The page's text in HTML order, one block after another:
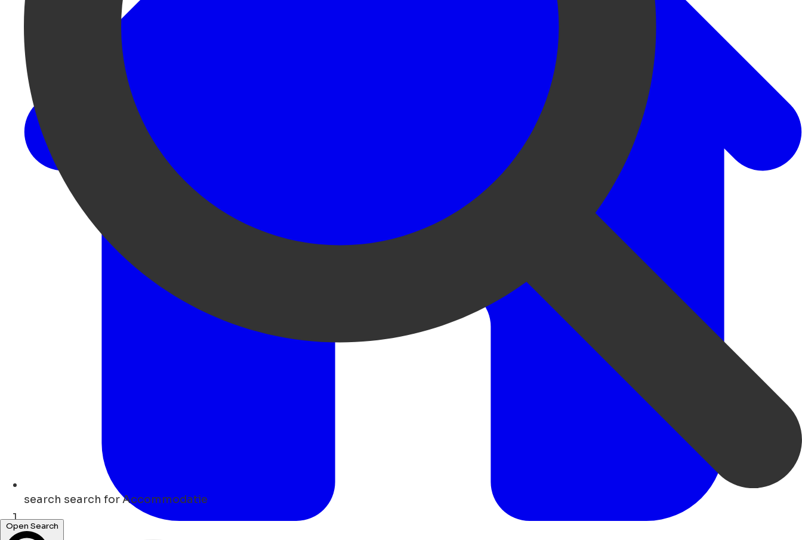
search search for Accommodatie
Open Search
Hogar